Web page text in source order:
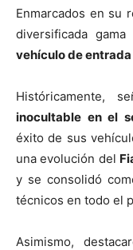
Enmarcados en su
diversificada
vehículo de
Históricamente,
inocultable en el
éxito de sus
una evolución del
y se consolidó
técnicos en todo el
Asimismo,